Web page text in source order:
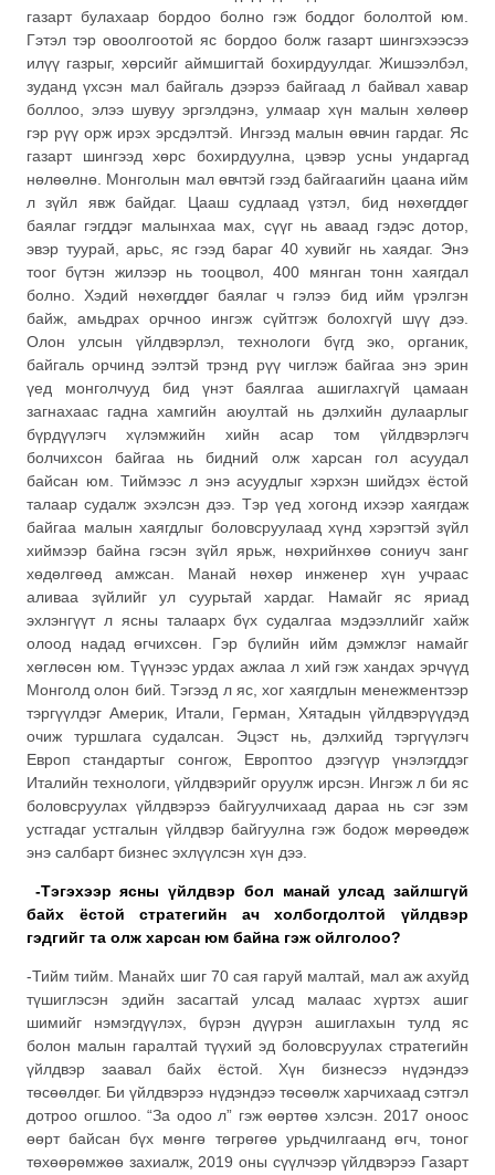
газарт булахаар бордоо болно гэж боддог бололтой юм.
Гэтэл тэр овоолгоотой яс бордоо болж газарт шингэхээсээ
илүү газрыг, хөрсийг аймшигтай бохирдуулдаг. Жишээлбэл,
зуданд үхсэн мал байгаль дээрээ байгаад л байвал хавар
боллоо, элээ шувуу эргэлдэнэ, улмаар хүн малын хөлөөр
гэр рүү орж ирэх эрсдэлтэй. Ингээд малын өвчин гардаг. Яс
газарт шингээд хөрс бохирдуулна, цэвэр усны ундаргад
нөлөөлнө. Монголын мал өвчтэй гээд байгаагийн цаана ийм
л зүйл явж байдаг. Цааш судлаад үзтэл, бид нөхөгддөг
баялаг гэгддэг малынхаа мах, сүүг нь аваад гэдэс дотор,
эвэр туурай, арьс, яс гээд бараг 40 хувийг нь хаядаг. Энэ
тоог бүтэн жилээр нь тооцвол, 400 мянган тонн хаягдал
болно. Хэдий нөхөгддөг баялаг ч гэлээ бид ийм үрэлгэн
байж, амьдрах орчноо ингэж сүйтгэж болохгүй шүү дээ.
Олон улсын үйлдвэрлэл, технологи бүгд эко, органик,
байгаль орчинд ээлтэй трэнд рүү чиглэж байгаа энэ эрин
үед монголчууд бид үнэт баялгаа ашиглахгүй цамаан
загнахаас гадна хамгийн аюултай нь дэлхийн дулаарлыг
бүрдүүлэгч хүлэмжийн хийн асар том үйлдвэрлэгч
болчихсон байгаа нь бидний олж харсан гол асуудал
байсан юм. Тиймээс л энэ асуудлыг хэрхэн шийдэх ёстой
талаар судалж эхэлсэн дээ. Тэр үед хогонд ихээр хаягдаж
байгаа малын хаягдлыг боловсруулаад хүнд хэрэгтэй зүйл
хиймээр байна гэсэн зүйл ярьж, нөхрийнхөө сониуч занг
хөдөлгөөд амжсан. Манай нөхөр инженер хүн учраас
аливаа зүйлийг ул суурьтай хардаг. Намайг яс яриад
эхлэнгүүт л ясны талаарх бүх судалгаа мэдээллийг хайж
олоод надад өгчихсөн. Гэр бүлийн ийм дэмжлэг намайг
хөглөсөн юм. Түүнээс урдах ажлаа л хий гэж хандах эрчүүд
Монголд олон бий. Тэгээд л яс, хог хаягдлын менежментээр
тэргүүлдэг Америк, Итали, Герман, Хятадын үйлдвэрүүдэд
очиж туршлага судалсан. Эцэст нь, дэлхийд тэргүүлэгч
Европ стандартыг сонгож, Европтоо дээгүүр үнэлэгддэг
Италийн технологи, үйлдвэрийг оруулж ирсэн. Ингэж л би яс
боловсруулах үйлдвэрээ байгуулчихаад дараа нь сэг зэм
устгадаг устгалын үйлдвэр байгуулна гэж бодож мөрөөдөж
энэ салбарт бизнес эхлүүлсэн хүн дээ.
-Тэгэхээр ясны үйлдвэр бол манай улсад зайлшгүй
байх ёстой стратегийн ач холбогдолтой үйлдвэр
гэдгийг та олж харсан юм байна гэж ойлголоо?
-Тийм тийм. Манайх шиг 70 сая гаруй малтай, мал аж ахуйд
түшиглэсэн эдийн засагтай улсад малаас хүртэх ашиг
шимийг нэмэгдүүлэх, бүрэн дүүрэн ашиглахын тулд яс
болон малын гаралтай түүхий эд боловсруулах стратегийн
үйлдвэр заавал байх ёстой. Хүн бизнесээ нүдэндээ
төсөөлдөг. Би үйлдвэрээ нүдэндээ төсөөлж харчихаад сэтгэл
дотроо огшлоо. “За одоо л” гэж өөртөө хэлсэн. 2017 оноос
өөрт байсан бүх мөнгө төгрөгөө урьдчилгаанд өгч, тоног
төхөөрөмжөө захиалж, 2019 оны сүүлчээр үйлдвэрээ Газарт